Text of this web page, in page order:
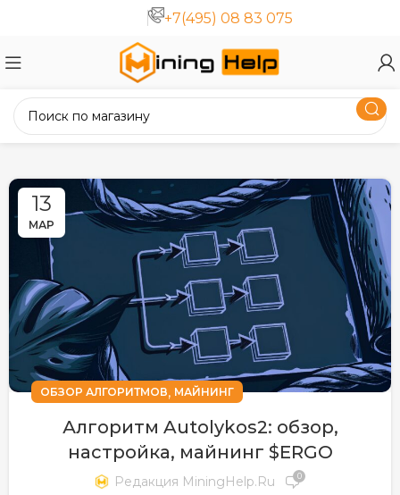
+7(495) 08 83 075
13
МАР
ОБЗОР АЛГОРИТМОВ, МАЙНИНГ
Алгоритм Autolykos2: обзор,
настройка, майнинг $ERGO
Редакция MiningHelp.ru 0